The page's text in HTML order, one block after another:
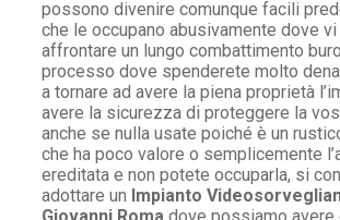
possono divenire comunque facili
che le occupano abusivamente dove
affrontare un lungo combattimento
processo dove spenderete molto
a tornare ad avere la piena proprietà
avere la sicurezza di proteggere la
anche se nulla usate poiché è un
che ha poco valore o semplicemente
ereditata e non potete occuparla, si
adottare un Impianto
Giovanni Roma dove possiamo avere